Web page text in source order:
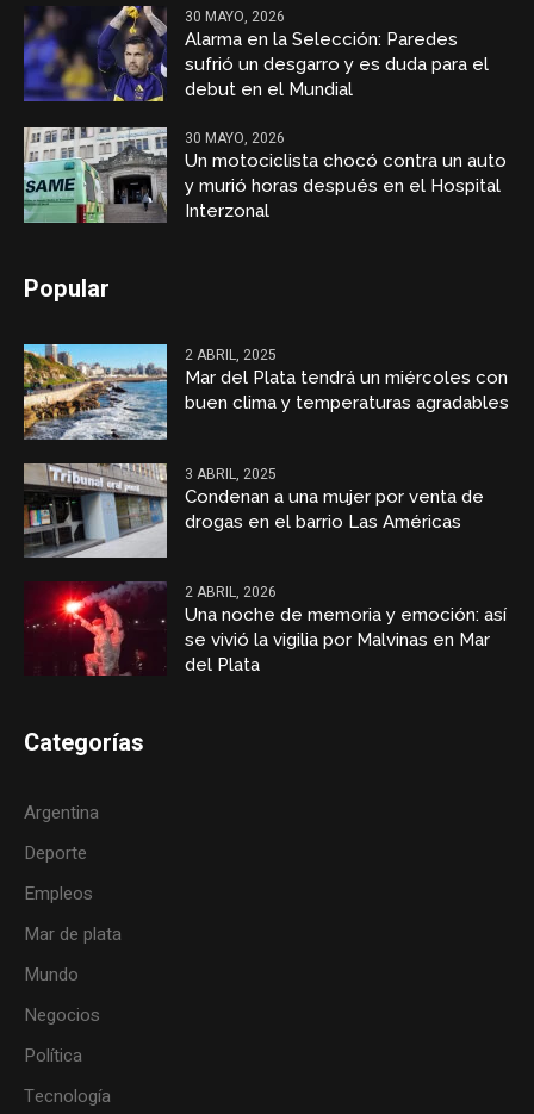
30 MAYO, 2026
Alarma en la Selección: Paredes
sufrió un desgarro y es duda para el
debut en el Mundial
30 MAYO, 2026
Un motociclista chocó contra un auto
y murió horas después en el Hospital
Interzonal
Popular
2 ABRIL, 2025
Mar del Plata tendrá un miércoles con
buen clima y temperaturas agradables
3 ABRIL, 2025
Condenan a una mujer por venta de
drogas en el barrio Las Américas
2 ABRIL, 2026
Una noche de memoria y emoción: así
se vivió la vigilia por Malvinas en Mar
del Plata
Categorías
Argentina
Deporte
Empleos
Mar de plata
Mundo
Negocios
Política
Tecnología